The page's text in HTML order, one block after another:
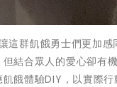
群飢餓勇士們更加
結合眾人的愛心卻有
餓體驗DIY，以實際